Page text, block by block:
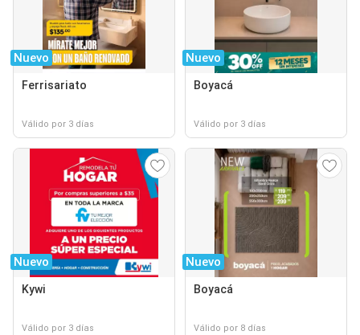
Nuevo
Ferrisariato
Válido por 3 días
Nuevo
Boyacá
Válido por 3 días
Nuevo
Kywi
Válido por 3 días
Nuevo
Boyacá
Válido por 8 días